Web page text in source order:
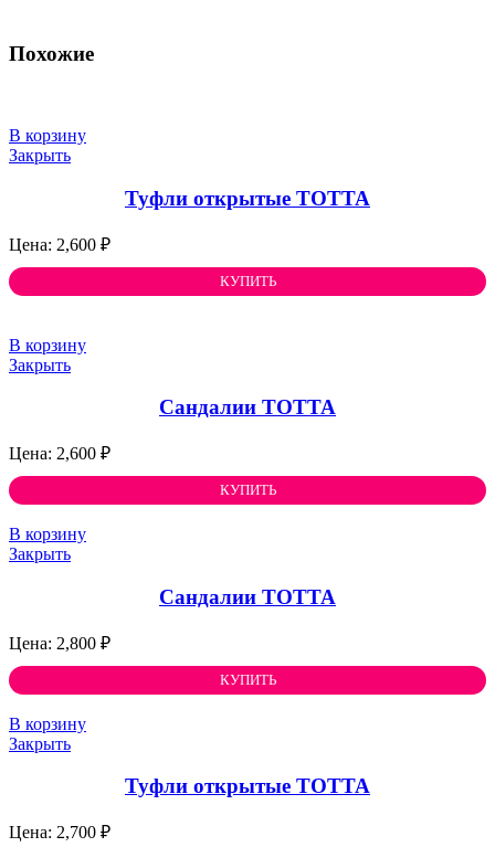
Похожие
В корзину
Закрыть
Туфли открытые ТОТТА
2,600 ₽
КУПИТЬ
В корзину
Закрыть
Сандалии ТОТТА
2,600 ₽
КУПИТЬ
В корзину
Закрыть
Сандалии ТОТТА
2,800 ₽
КУПИТЬ
В корзину
Закрыть
Туфли открытые ТОТТА
2,700 ₽